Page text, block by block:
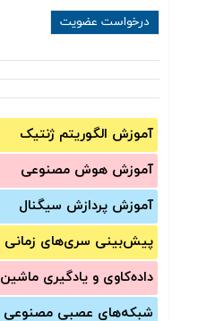
آموزش الگوریتم ژنتیک
آموزش‌ هوش مصنوعی
آموزش‌ پردازش سیگنال
پیش‌‌بینی سری‌‌های زمانی
داده‌کاوی و یادگیری ماشین
شبکه‌های عصبی مصنوعی